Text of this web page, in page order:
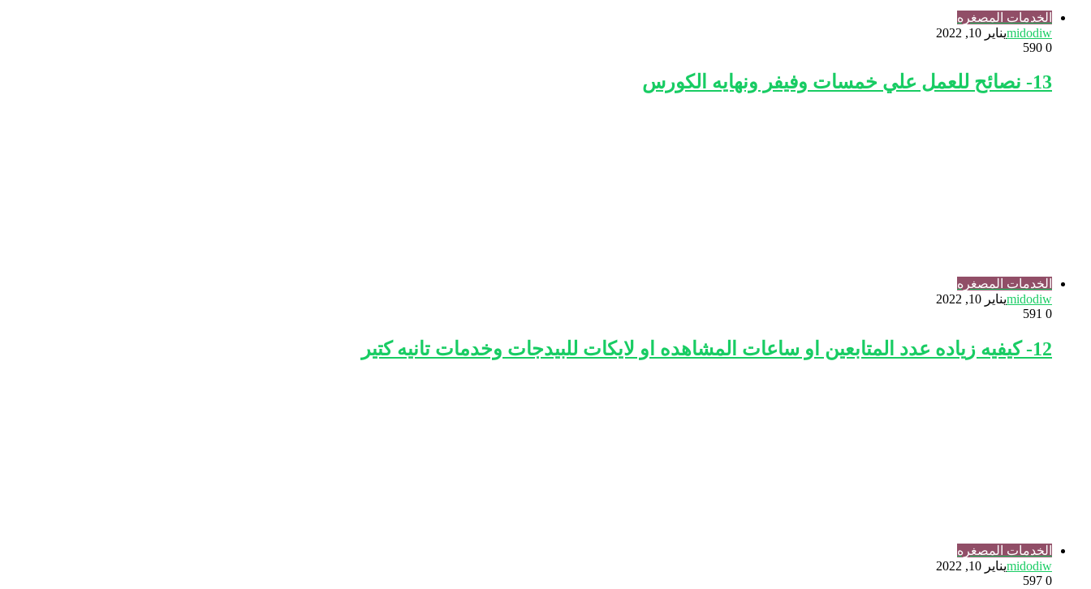
الخدمات المصغره
midodiwيناير 10, 2022
0
13- نصائح للعمل علي خمسات وفيفر ونهايه الكورس
الخدمات المصغره
midodiwيناير 10, 2022
0
12- كيفيه زياده عدد المتابعين او ساعات المشاهده او لايكات للبيدجات وخدمات تانيه كتير
الخدمات المصغره
midodiwيناير 10, 2022
0